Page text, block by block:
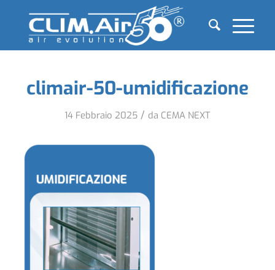
climair-50-umidificazione
14 Febbraio 2025 / da CEMA NEXT